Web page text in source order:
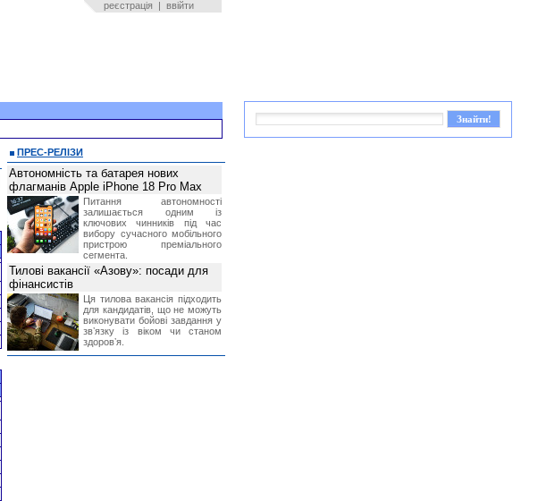
реєстрація | ввійти
ПРЕС-РЕЛІЗИ
Автономність та батарея нових
флагманів Apple iPhone 18 Pro Max
Питання автономності
залишається одним із
ключових чинників під час
вибору сучасного мобільного
пристрою преміального
сегмента.
Тилові вакансії «Азову»: посади для
фінансистів
Ця тилова вакансія підходить
для кандидатів, що не можуть
виконувати бойові завдання у
звʼязку із віком чи станом
здоровʼя.